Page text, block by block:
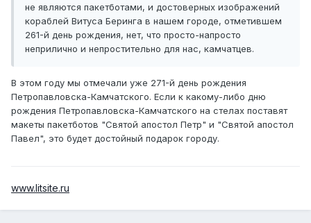
не являются пакетботами, и достоверных изображений
кораблей Витуса Беринга в нашем городе, отметившем
261-й день рождения, нет, что просто-напросто
неприлично и непростительно для нас, камчатцев.
В этом году мы отмечали уже 271-й день рождения
Петропавловска-Камчатского. Если к какому-либо дню
рождения Петропавловска-Камчатского на стелах поставят
макеты пакетботов "Святой апостол Петр" и "Святой апостол
Павел", это будет достойный подарок городу.
www.litsite.ru